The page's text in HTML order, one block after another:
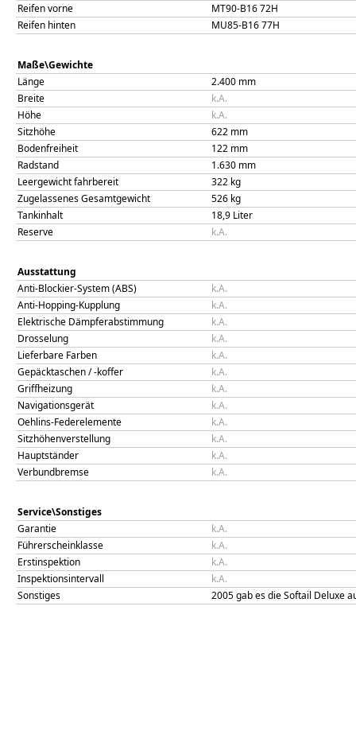
Reifen vorne
MT90-B16 72H
Reifen hinten
MU85-B16 77H
Maße\Gewichte
Länge
2.400 mm
Breite
k.A.
Höhe
k.A.
Sitzhöhe
622 mm
Bodenfreiheit
122 mm
Radstand
1.630 mm
Leergewicht fahrbereit
322 kg
Zugelassenes Gesamtgewicht
526 kg
Tankinhalt
18,9 Liter
Reserve
k.A.
Ausstattung
Anti-Blockier-System (ABS)
k.A.
Anti-Hopping-Kupplung
k.A.
Elektrische Dämpferabstimmung
k.A.
Drosselung
k.A.
Lieferbare Farben
k.A.
Gepäcktaschen / -koffer
k.A.
Griffheizung
k.A.
Navigationsgerät
k.A.
Oehlins-Federelemente
k.A.
Sitzhöhenverstellung
k.A.
Hauptständer
k.A.
Verbundbremse
k.A.
Service\Sonstiges
Garantie
k.A.
Führerscheinklasse
k.A.
Erstinspektion
k.A.
Inspektionsintervall
k.A.
Sonstiges
2005 gab es die Softail Deluxe